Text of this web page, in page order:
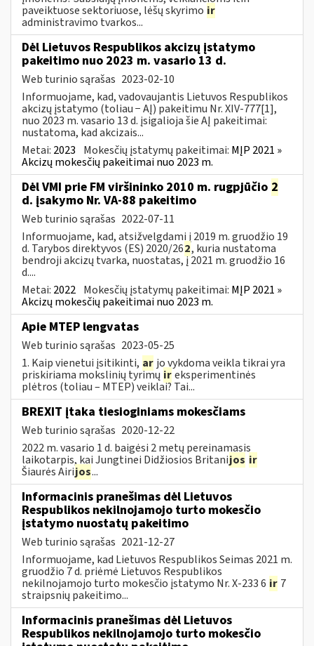
paveiktuose sektoriuose, lėšų skyrimo ir
administravimo tvarkos...
Dėl Lietuvos Respublikos akcizų įstatymo
pakeitimo nuo 2023 m. vasario 13 d.
Web turinio sąrašas 2023-02-10
Informuojame, kad, vadovaujantis Lietuvos Respublikos
akcizų įstatymo (toliau − AĮ) pakeitimu Nr. XIV-777[1],
nuo 2023 m. vasario 13 d. įsigalioja šie AĮ pakeitimai:
nustatoma, kad akcizais...
Metai: 2023 Mokesčių įstatymų pakeitimai: MĮP 2021 »
Akcizų mokesčių pakeitimai nuo 2023 m.
Dėl VMI prie FM viršininko 2010 m. rugpjūčio 2
d. įsakymo Nr. VA-88 pakeitimo
Web turinio sąrašas 2022-07-11
Informuojame, kad, atsižvelgdami į 2019 m. gruodžio 19
d. Tarybos direktyvos (ES) 2020/262, kuria nustatoma
bendroji akcizų tvarka, nuostatas, į 2021 m. gruodžio 16
d....
Metai: 2022 Mokesčių įstatymų pakeitimai: MĮP 2021 »
Akcizų mokesčių pakeitimai nuo 2023 m.
Apie MTEP lengvatas
Web turinio sąrašas 2023-05-25
1. Kaip vienetui įsitikinti, ar jo vykdoma veikla tikrai yra
priskiriama mokslinių tyrimų ireksperimentinės
plėtros (toliau – MTEP) veiklai? Tai...
BREXIT įtaka tiesioginiams mokesčiams
Web turinio sąrašas 2020-12-22
2022 m. vasario 1 d. baigėsi 2 metų pereinamasis
laikotarpis, kai Jungtinei Didžiosios Britanijos ir
Šiaurės Airijos...
Informacinis pranešimas dėl Lietuvos
Respublikos nekilnojamojo turto mokesčio
įstatymo nuostatų pakeitimo
Web turinio sąrašas 2021-12-27
Informuojame, kad Lietuvos Respublikos Seimas 2021 m.
gruodžio 7 d. priėmė Lietuvos Respublikos
nekilnojamojo turto mokesčio įstatymo Nr. X-233 6 ir 7
straipsnių pakeitimo...
Informacinis pranešimas dėl Lietuvos
Respublikos nekilnojamojo turto mokesčio